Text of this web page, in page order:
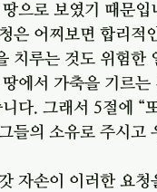
으로 보였기 때문입
은 어찌보면 합리적
치루는 것도 위험한
에서 가축을 기르
다. 그래서 5절에 “
들의 소유로 주시고
자손이 이러한 요